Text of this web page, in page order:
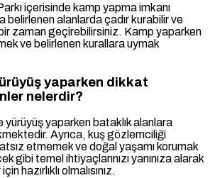
içerisinde kamp yapma imkanı
belirlenen alanlarda çadır kurabilir ve
zaman geçirebilirsiniz. Kamp yaparken
ve belirlenen kurallara uymak
yaparken dikkat
nelerdir?
yaparken bataklık alanlara
Ayrıca, kuş gözlemciliği
etmemek ve doğal yaşamı korumak
gibi temel ihtiyaçlarınızı yanınıza alarak
hazırlıklı olmalısınız.